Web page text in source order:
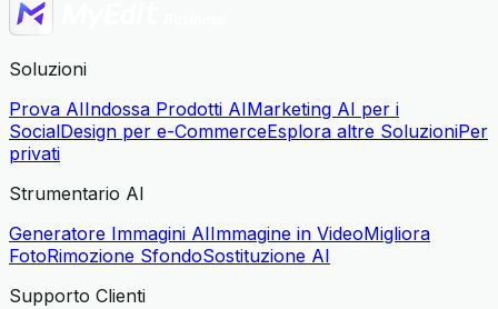
Soluzioni
Prova AIIndossa Prodotti AIMarketing AI per i
SocialDesign per e-CommerceEsplora altre SoluzioniPer
privati
Strumentario AI
Generatore Immagini AIImmagine in VideoMigliora
FotoRimozione SfondoSostituzione AI
Supporto Clienti